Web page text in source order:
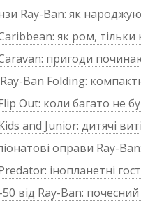
Ray-Ban: як
як ром,
пригоди
Ban Folding:
Out: коли багато не
and Junior: дитячі
оправи Ray-
інопланетні
50 від Ray-Ban: